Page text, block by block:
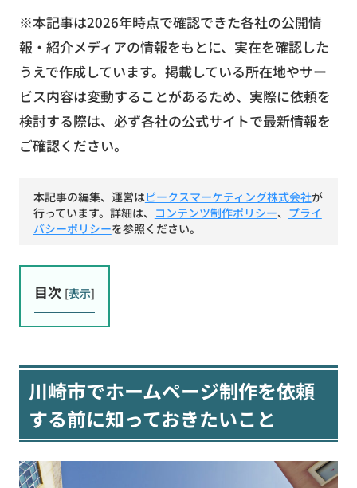
※本記事は2026年時点で確認できた各社の公開情
報・紹介メディアの情報をもとに、実在を確認した
うえで作成しています。掲載している所在地やサー
ビス内容は変動することがあるため、実際に依頼を
検討する際は、必ず各社の公式サイトで最新情報を
ご確認ください。
本記事の編集、運営はピークスマーケティング株式会社が
行っています。詳細は、 コンテンツ制作ポリシー、 プライ
バシーポリシーを参照ください。
目次 [表示]
川崎市でホームページ制作を依頼
する前に知っておきたいこと